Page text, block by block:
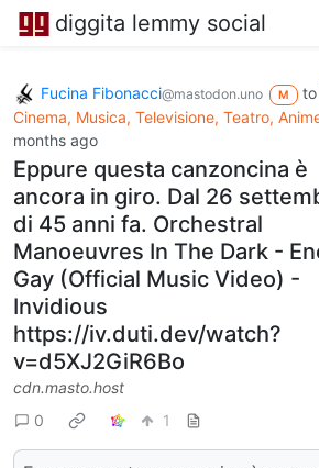
diggita lemmy social
Fucina Fibonacci@mastodon.uno M to
Cinema, Musica, Televisione, Teatro,
months ago
Eppure questa canzoncina è
ancora in giro. Dal 26
di 45 anni fa. Orchestral
Manoeuvres In The Dark -
Gay (Official Music Video) -
Invidious
https://iv.duti.dev/watch?
v=d5XJ2GiR6Bo
cdn.masto.host
0
1